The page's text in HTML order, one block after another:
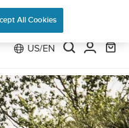
US/EN
All Cookies